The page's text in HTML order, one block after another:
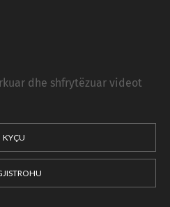
dhe shfrytëzuar videot
KYÇU